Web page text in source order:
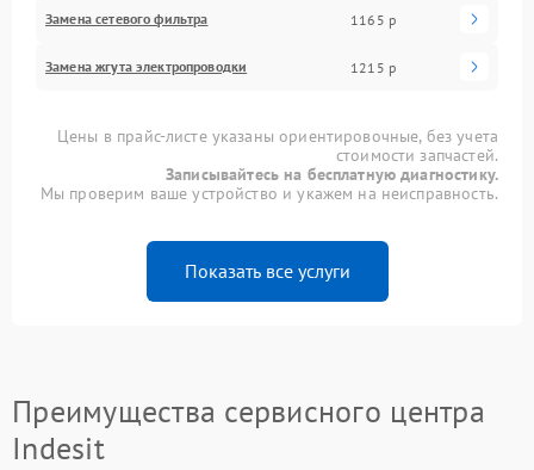
Замена сетевого фильтра 1165 р
Замена жгута электропроводки 1215 р
Цены в прайс-листе указаны ориентировочные, без учета
стоимости запчастей.
Записывайтесь на бесплатную диагностику.
Мы проверим ваше устройство и укажем на неисправность.
Показать все услуги
Преимущества сервисного центра
Indesit